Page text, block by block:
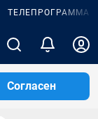
ТЕЛЕПРОГРАММА
Согласен